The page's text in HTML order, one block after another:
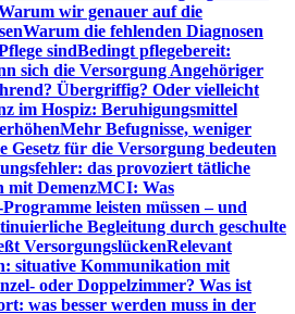
wir genauer auf die
Warum die fehlenden Diagnosen
sindBedingt pflegebereit:
sich die Versorgung Angehöriger
Übergriffig? Oder vielleicht
im Hospiz: Beruhigungsmittel
Mehr Befugnisse, weniger
Gesetz für die Versorgung bedeuten
das provoziert tätliche
mit DemenzMCI: Was
leisten müssen – und
Begleitung durch geschulte
VersorgungslückenRelevant
situative Kommunikation mit
oder Doppelzimmer? Was ist
was besser werden muss in der